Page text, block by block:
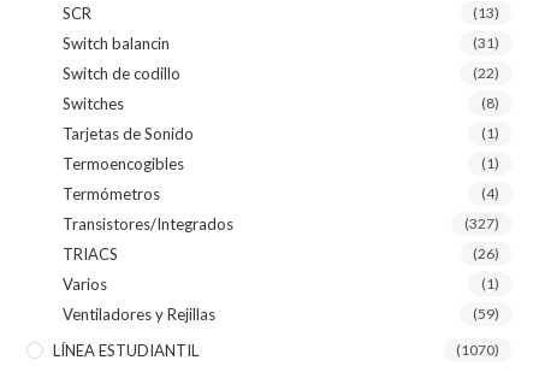
SCR (13)
Switch balancin (31)
Switch de codillo (22)
Switches (8)
Tarjetas de Sonido (1)
Termoencogibles (1)
Termómetros (4)
Transistores/Integrados (327)
TRIACS (26)
Varios (1)
Ventiladores y Rejillas (59)
LÍNEA ESTUDIANTIL (1070)